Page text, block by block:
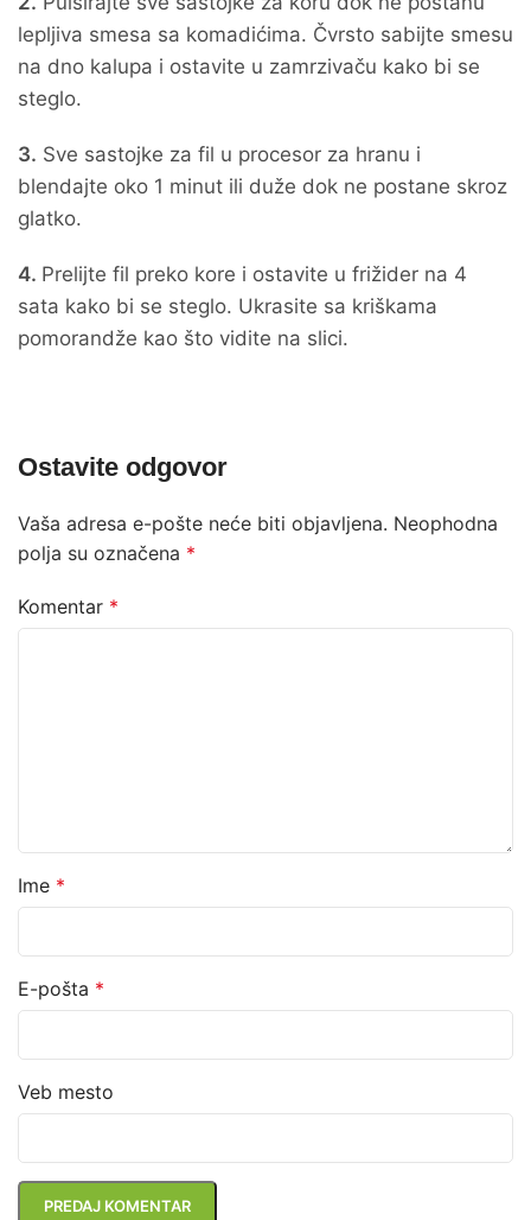
lepljiva smesa sa komadićima. Čvrsto sabijte smesu
na dno kalupa i ostavite u zamrzivaču kako bi se
steglo.
3. Sve sastojke za fil u procesor za hranu i
blendajte oko 1 minut ili duže dok ne postane skroz
glatko.
4. Prelijte fil preko kore i ostavite u frižider na 4
sata kako bi se steglo. Ukrasite sa kriškama
pomorandže kao što vidite na slici.
Ostavite odgovor
Vaša adresa e-pošte neće biti objavljena. Neophodna
polja su označena *
Komentar *
Ime *
E-pošta *
Veb mesto